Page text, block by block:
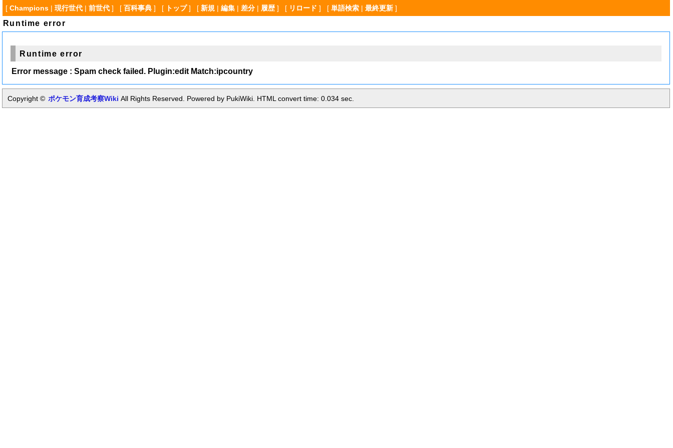
[ Champions| 現行世代| 前世代] [ 百科事典] [ トップ] [ 新規| 編集| 差分| 履歴] [ リロード ] [ 単語検索| 最終更新]
Runtime error
Runtime error
Error message : Spam check failed. Plugin:edit Match:ipcountry
Copyright © ポケモン育成考察Wiki All Rights Reserved. Powered by PukiWiki. HTML convert time: 0.034 sec.